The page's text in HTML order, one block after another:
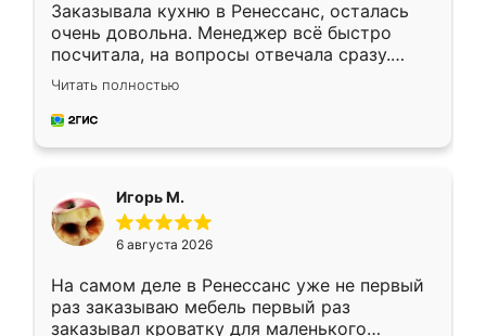
Заказывала кухню в Ренессанс, осталась
очень довольна. Менеджер всё быстро
посчитала, на вопросы отвечала сразу.
Замерщик приехал в субботу, подошёл к
делу со всей ответственностью. Собрали
за день, ребята работали аккуратно, даже
Читать полностью
Игорь М.
6 августа 2026
На самом деле в Ренессанс уже не первый
раз заказываю мебель первый раз
заказывал кроватку для маленького